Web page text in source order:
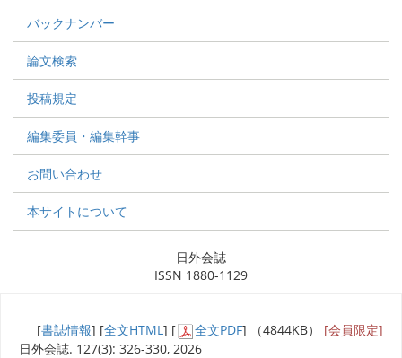
バックナンバー
論文検索
投稿規定
編集委員・編集幹事
お問い合わせ
本サイトについて
日外会誌
ISSN 1880-1129
[書誌情報] [全文HTML] [ 全文PDF] （4844KB） [会員限定]
日外会誌. 127(3): 326-330, 2026